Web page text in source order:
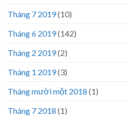
Tháng 7 2019(10)
Tháng 6 2019(142)
Tháng 2 2019(2)
Tháng 1 2019(3)
Tháng mười một 2018 (1)
Tháng 7 2018 (1)